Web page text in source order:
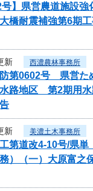
号】県営農道施設
橋耐震補強第6期
新 西濃農林事務所
防第0602号 県営た
路地区 第2期用水
新 美濃土木事務所
工第道改4-10号/県
務）（一）大原富